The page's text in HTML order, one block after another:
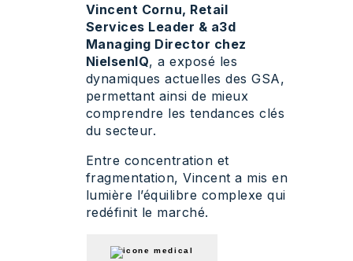
Vincent Cornu, Retail
Services Leader & a3d
Managing Director chez
NielsenIQ, a exposé les
dynamiques actuelles des GSA,
permettant ainsi de mieux
comprendre les tendances clés
du secteur.
Entre concentration et
fragmentation, Vincent a mis en
lumière l’équilibre complexe qui
redéfinit le marché.